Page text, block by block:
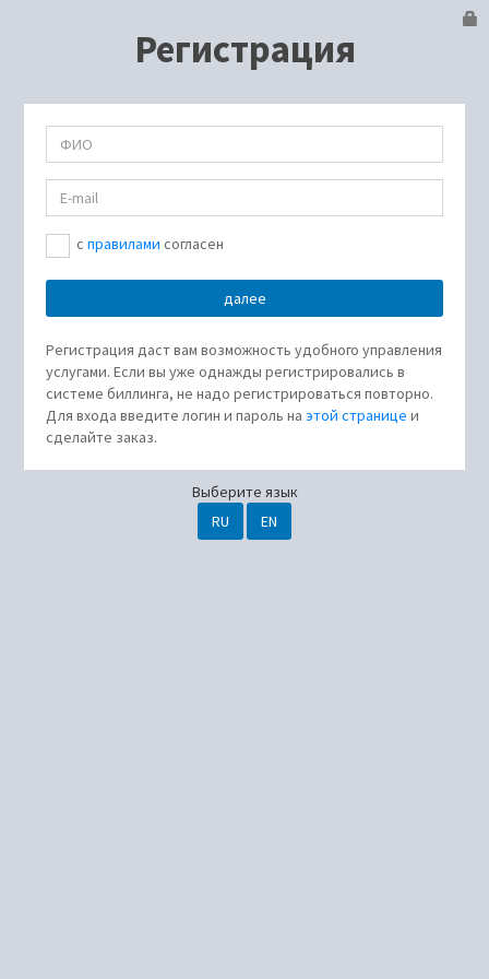
Регистрация
cправилами согласен
Регистрация даст вам возможность удобного управления
услугами. Если вы уже однажды регистрировались в
системе биллинга, не надо регистрироваться повторно.
Для входа введите логин и пароль на этой странице и
сделайте заказ.
Выберите язык